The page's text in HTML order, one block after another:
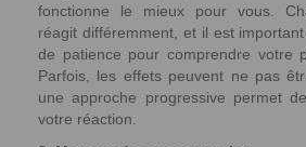
fonctionne le mieux pour vous.
réagit différemment, et il est
de patience pour comprendre votre
Parfois, les effets peuvent ne pas
une approche progressive permet
votre réaction.